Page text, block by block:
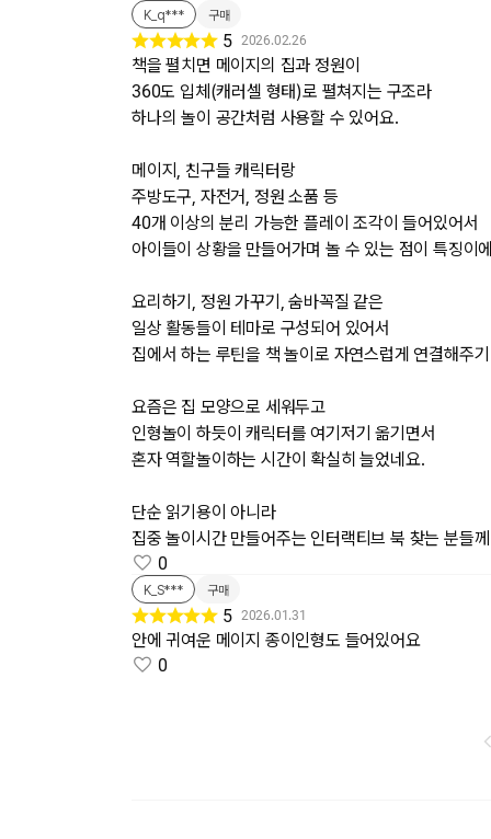
K_q*** 구매
5 2026.02.26
책을 펼치면 메이지의 집과 정원이
360도 입체(캐러셀 형태)로 펼쳐지는 구조라
하나의 놀이 공간처럼 사용할 수 있어요.
메이지, 친구들 캐릭터랑
주방도구, 자전거, 정원 소품 등
40개 이상의 분리 가능한 플레이 조각이 들어있어서
아이들이 상황을 만들어가며 놀 수 있는 점이 특징이
요리하기, 정원 가꾸기, 숨바꼭질 같은
일상 활동들이 테마로 구성되어 있어서
집에서 하는 루틴을 책 놀이로 자연스럽게 연결해주
요즘은 집 모양으로 세워두고
인형놀이 하듯이 캐릭터를 여기저기 옮기면서
혼자 역할놀이하는 시간이 확실히 늘었네요.
단순 읽기용이 아니라
집중 놀이시간 만들어주는 인터랙티브 북 찾는 분들
0
K_S*** 구매
5 2026.01.31
안에 귀여운 메이지 종이인형도 들어있어요
0